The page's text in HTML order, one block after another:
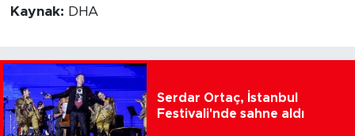
Kaynak: DHA
Serdar Ortaç, İstanbul
Festivali'nde sahne aldı